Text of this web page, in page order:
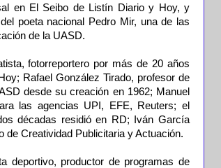
en El Seibo de Listín Diario y Hoy, y
poeta nacional Pedro Mir, una de las
de la UASD.
fotorreportero por más de 20 años
Rafael González Tirado, profesor de
desde su creación en 1962; Manuel
las agencias UPI, EFE, Reuters; el
décadas residió en RD; Iván García
de Creatividad Publicitaria y Actuación.
deportivo, productor de programas de